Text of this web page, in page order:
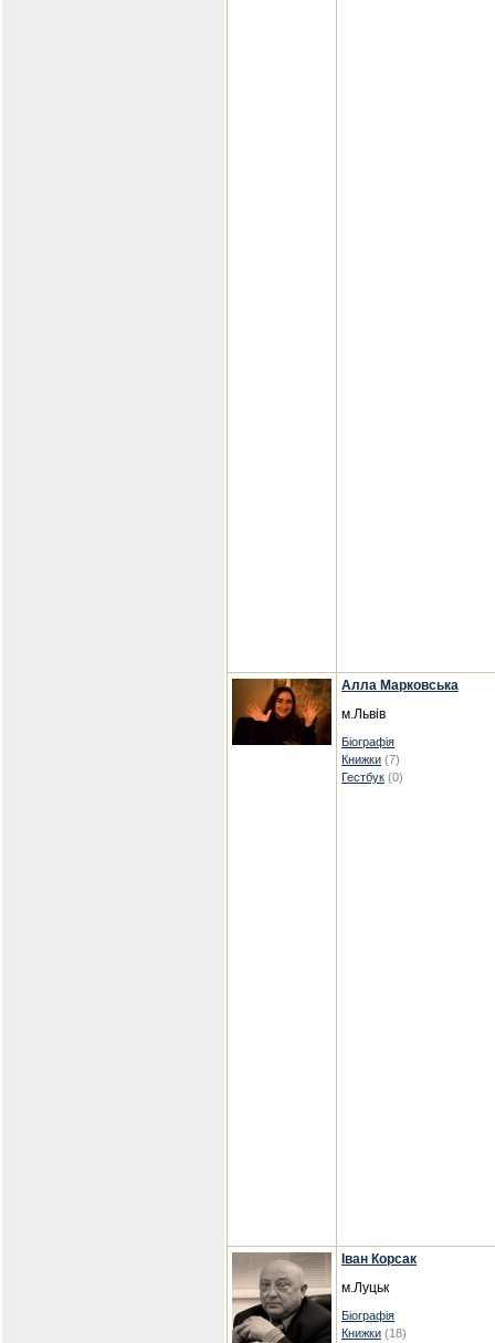
Алла Марковська
м.Львів
Біографія
Книжки (7)
Гестбук (0)
Іван Корсак
м.Луцьк
Біографія
Книжки (18)